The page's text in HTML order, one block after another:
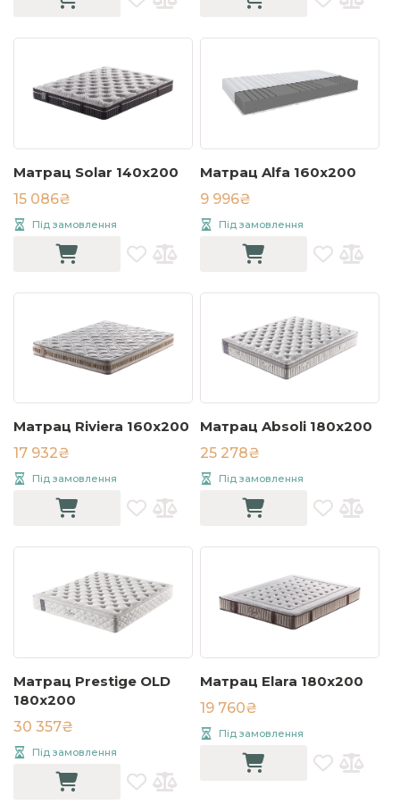
Матрац Solar 140х200
15 086₴
Під замовлення
Матрац Alfa 160x200
9 996₴
Під замовлення
Матрац Riviera 160х200
17 932₴
Під замовлення
Матрац Absoli 180x200
25 278₴
Під замовлення
Матрац Prestige OLD
180х200
30 357₴
Під замовлення
Матрац Elara 180х200
19 760₴
Під замовлення